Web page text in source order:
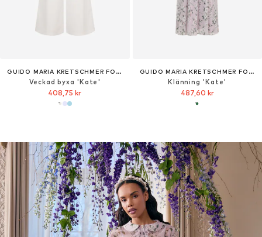
GUIDO MARIA KRETSCHMER FOR BRIDGERTON
Veckad byxa 'Kate'
408,75 kr
GUIDO MARIA KRETSCHMER FOR BRIDGERTON
Klänning 'Kate'
487,60 kr